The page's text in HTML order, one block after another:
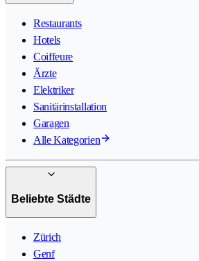
Restaurants
Hotels
Coiffeure
Ärzte
Elektriker
Sanitärinstallation
Garagen
Alle Kategorien
Beliebte Städte
Zürich
Genf